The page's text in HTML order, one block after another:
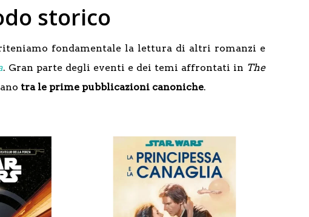
storico
fondamentale la lettura di altri romanzi e
. Gran parte degli eventi e dei temi affrontati in The
tra le prime pubblicazioni canoniche.